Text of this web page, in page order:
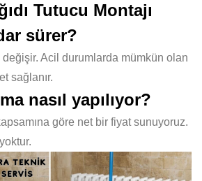
Tutucu Montajı
sürer?
Acil durumlarda mümkün olan
sağlanır.
nasıl yapılıyor?
göre net bir fiyat sunuyoruz.